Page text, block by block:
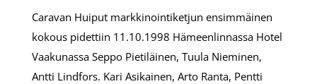
Caravan Huiput markkinointiketjun ensimmäinen
kokous pidettiin 11.10.1998 Hämeenlinnassa Hotel
Vaakunassa Seppo Pietiläinen, Tuula Nieminen,
Antti Lindfors. Kari Asikainen, Arto Ranta, Pentti